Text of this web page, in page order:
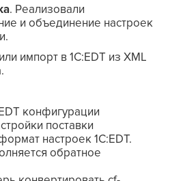
. Реализовали
и объединение настроек
импорт в 1C:EDT из XML
конфигурации
поставки
настроек 1C:EDT.
обратное